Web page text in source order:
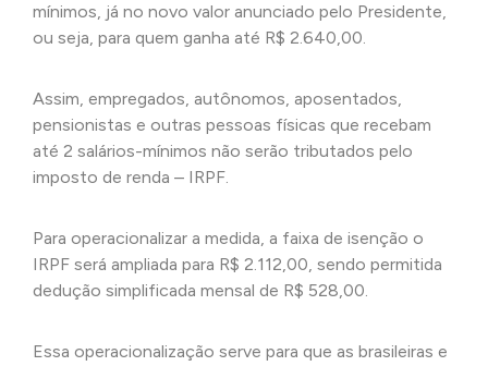
mínimos, já no novo valor anunciado pelo Presidente,
ou seja, para quem ganha até R$ 2.640,00.
Assim, empregados, autônomos, aposentados,
pensionistas e outras pessoas físicas que recebam
até 2 salários-mínimos não serão tributados pelo
imposto de renda – IRPF.
Para operacionalizar a medida, a faixa de isenção o
IRPF será ampliada para R$ 2.112,00, sendo permitida
dedução simplificada mensal de R$ 528,00.
Essa operacionalização serve para que as brasileiras e